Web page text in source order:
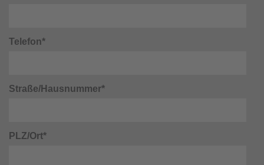
Telefon*
Straße/Hausnummer*
PLZ/Ort*